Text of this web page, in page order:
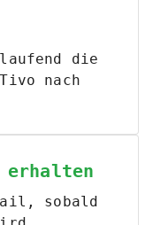
die
nach
erhalten
sobald